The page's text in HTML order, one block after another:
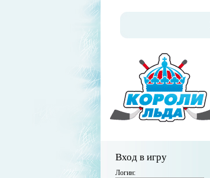
Вход в игру
Логин: